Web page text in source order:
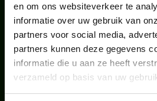
en om ons websiteverkeer te
informatie over uw gebruik van
partners voor social media,
partners kunnen deze gegevens
informatie die u aan ze heeft
verzameld op basis van uw
juni 17, 2026
HANDIGE LINKS